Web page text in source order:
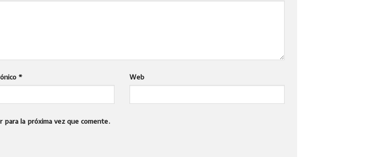
* Web
para la próxima vez que comente.